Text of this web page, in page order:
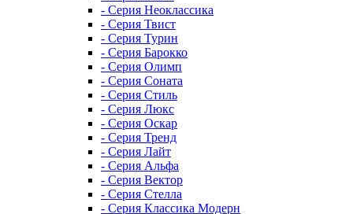
- Серия Неоклассика
- Серия Твист
- Серия Турин
- Серия Барокко
- Серия Олимп
- Серия Соната
- Серия Стиль
- Серия Люкс
- Серия Оскар
- Серия Тренд
- Серия Лайт
- Серия Альфа
- Серия Вектор
- Серия Стелла
- Серия Классика Модерн